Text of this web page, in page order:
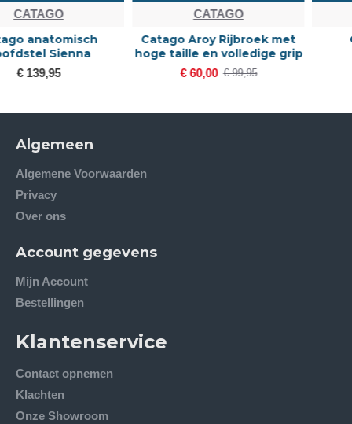
CATAGO
Catago Aroy Rijbroek met
hoge taille en volledige grip
€ 60,00
CATAGO
Catago Bamboo
zomerdeken
€ 99,95
Algemeen
Algemene Voorwaarden
Privacy
Over ons
Account gegevens
Mijn Account
Bestellingen
Klantenservice
Contact opnemen
Klachten
Onze Showroom